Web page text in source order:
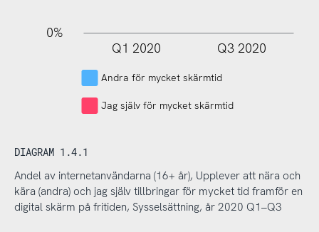
0%
Q1 2020 Q3 2020
Andra för mycket skärmtid
Jag själv för mycket skärmtid
DIAGRAM 1.4.1
Andel av internetanvändarna (16+ år), Upplever att nära och
kära (andra) och jag själv tillbringar för mycket tid framför en
digital skärm på fritiden, Sysselsättning, år 2020 Q1–Q3